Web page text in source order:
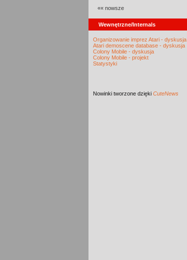
«« nowsze
Wewnętrzne/Internals
Organizowanie imprez Atari - dyskusja
Atari demoscene database - dyskusja
Colony Mobile - dyskusja
Colony Mobile - projekt
Statystyki
Nowinki tworzone dzięki CuteNews